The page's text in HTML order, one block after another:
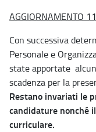
AGGIORNAMENTO
Con successiva
Personale e
state apportate
scadenza per la
Restano invariati le
candidature nonché
curriculare.